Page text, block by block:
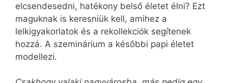
elcsendesedni, hatékony belső életet élni? Ezt
maguknak is keresniük kell, amihez a
lelkigyakorlatok és a rekollekciók segítenek
hozzá. A szeminárium a későbbi papi életet
modellezi.